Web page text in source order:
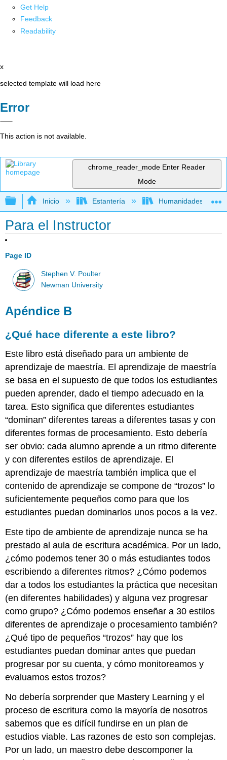
Get Help
Feedback
Readability
x
selected template will load here
Error
This action is not available.
chrome_reader_mode Enter Reader
Mode
Expandir/contraer jerarquía global
Inicio Estantería Humanidades
Para el Instructor
Page ID
Stephen V. Poulter
Newman University
Apéndice B
¿Qué hace diferente a este libro?
Este libro está diseñado para un ambiente de
aprendizaje de maestría. El aprendizaje de maestría
se basa en el supuesto de que todos los estudiantes
pueden aprender, dado el tiempo adecuado en la
tarea. Esto significa que diferentes estudiantes
“dominan” diferentes tareas a diferentes tasas y con
diferentes formas de procesamiento. Esto debería
ser obvio: cada alumno aprende a un ritmo diferente
y con diferentes estilos de aprendizaje. El
aprendizaje de maestría también implica que el
contenido de aprendizaje se compone de “trozos” lo
suficientemente pequeños como para que los
estudiantes puedan dominarlos unos pocos a la vez.
Este tipo de ambiente de aprendizaje nunca se ha
prestado al aula de escritura académica. Por un lado,
¿cómo podemos tener 30 o más estudiantes todos
escribiendo a diferentes ritmos? ¿Cómo podemos
dar a todos los estudiantes la práctica que necesitan
(en diferentes habilidades) y alguna vez progresar
como grupo? ¿Cómo podemos enseñar a 30 estilos
diferentes de aprendizaje o procesamiento también?
¿Qué tipo de pequeños “trozos” hay que los
estudiantes puedan dominar antes que puedan
progresar por su cuenta, y cómo monitoreamos y
evaluamos estos trozos?
No debería sorprender que Mastery Learning y el
proceso de escritura como la mayoría de nosotros
sabemos que es difícil fundirse en un plan de
estudios viable. Las razones de esto son complejas.
Por un lado, un maestro debe descomponer la